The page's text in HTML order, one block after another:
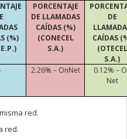
(%)
PORCENTAJE
DE LLAMADAS
CAÍDAS (%)
(CONECEL
S.A.)
DE
CAÍDAS
(OTECEL
S.A.)
2.26% – OnNet
0.12% –
Net
red.
red.